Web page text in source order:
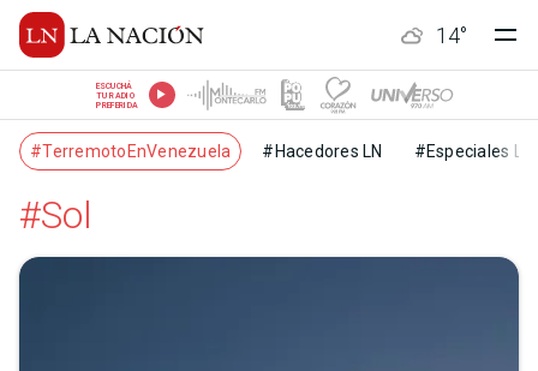
14°
ESCUCHÁ
TU RADIO
PREFERIDA
#TerremotoEnVenezuela #Hacedores LN #Especiales LN
#Sol